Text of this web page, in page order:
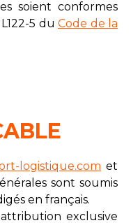
soient conformes
5 du Code de la
logistique.com et
sont soumis
en français.
exclusive